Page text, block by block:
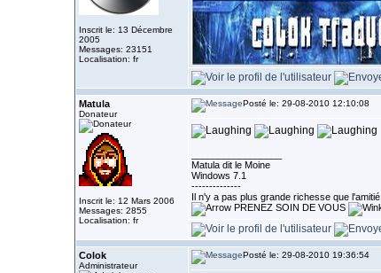
Inscrit le: 13 Décembre
2005
Messages: 23151
Localisation: fr
Matula
Donateur
Inscrit le: 12 Mars 2006
Messages: 2855
Localisation: fr
Posté le: 29-08-2010 12:10:08
Matula dit le Moine
Windows 7.1
--------------
Il n'y a pas plus grande richesse que l'amitié.
PRENEZ SOIN DE VOUS
Colok
Administrateur
Posté le: 29-08-2010 19:36:54